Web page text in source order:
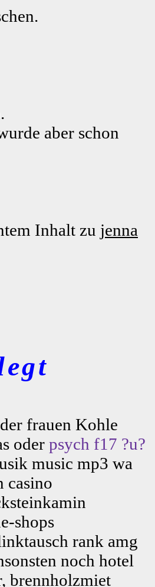
aber schon
Inhalt zu jenna
frauen Kohle
oder psych f17 ?u?
music mp3 wa
casino
shops
rank amg
noch hotel
brennholzmiet